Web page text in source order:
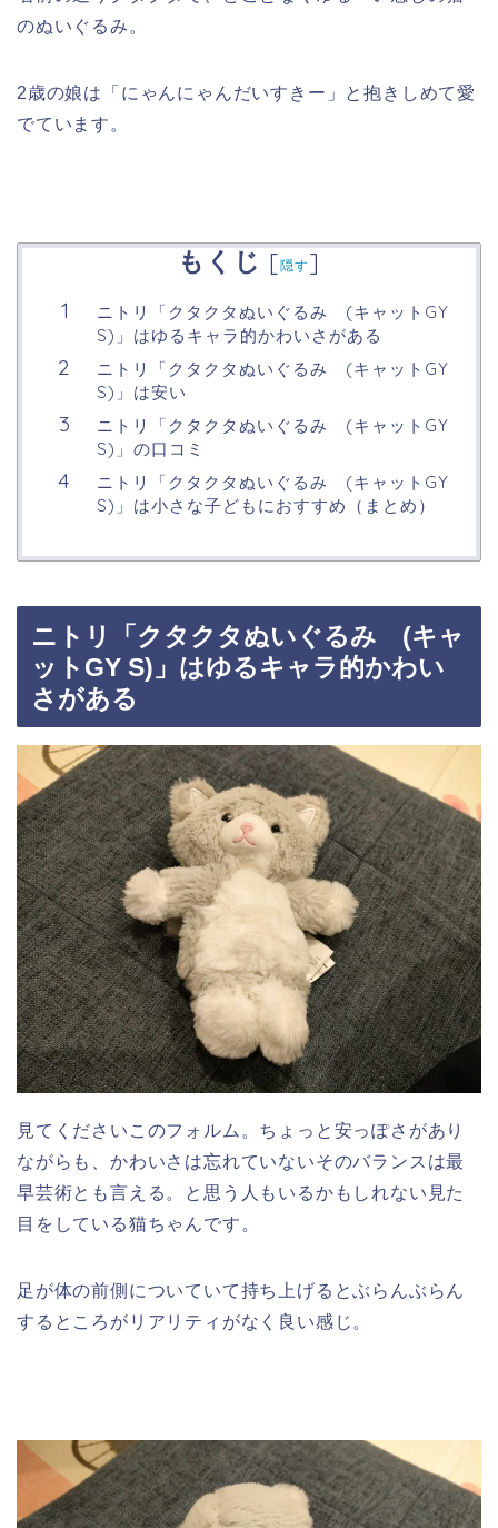
のぬいぐるみ。
2歳の娘は「にゃんにゃんだいすきー」と抱きしめて愛
でています。
もくじ [隠す]
ニトリ「クタクタぬいぐるみ (キャットGY
S)」はゆるキャラ的かわいさがある
ニトリ「クタクタぬいぐるみ (キャットGY
S)」は安い
ニトリ「クタクタぬいぐるみ (キャットGY
S)」の口コミ
ニトリ「クタクタぬいぐるみ (キャットGY
S)」は小さな子どもにおすすめ（まとめ）
ニトリ「クタクタぬいぐるみ (キャ
ットGY S)」はゆるキャラ的かわい
さがある
見てくださいこのフォルム。ちょっと安っぽさがあり
ながらも、かわいさは忘れていないそのバランスは最
早芸術とも言える。と思う人もいるかもしれない見た
目をしている猫ちゃんです。
足が体の前側についていて持ち上げるとぶらんぶらん
するところがリアリティがなく良い感じ。